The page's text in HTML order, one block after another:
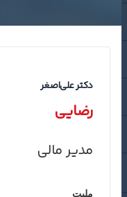
دکتر علی‌اصغر
رضایی
مدیر مالی
ملیت